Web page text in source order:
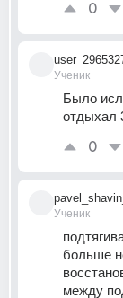
0
Ученик
Было
отдыхал
0
Ученик
больше
между